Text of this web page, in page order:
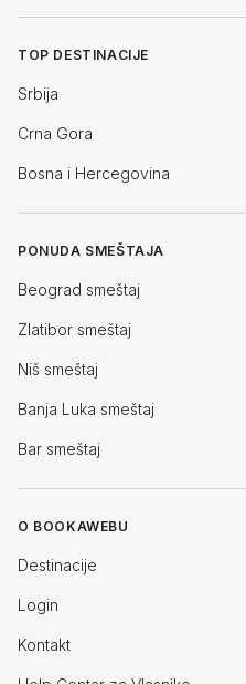
TOP DESTINACIJE
Srbija
Crna Gora
Bosna i Hercegovina
PONUDA SMEŠTAJA
Beograd smeštaj
Zlatibor smeštaj
Niš smeštaj
Banja Luka smeštaj
Bar smeštaj
O BOOKAWEBU
Destinacije
Login
Kontakt